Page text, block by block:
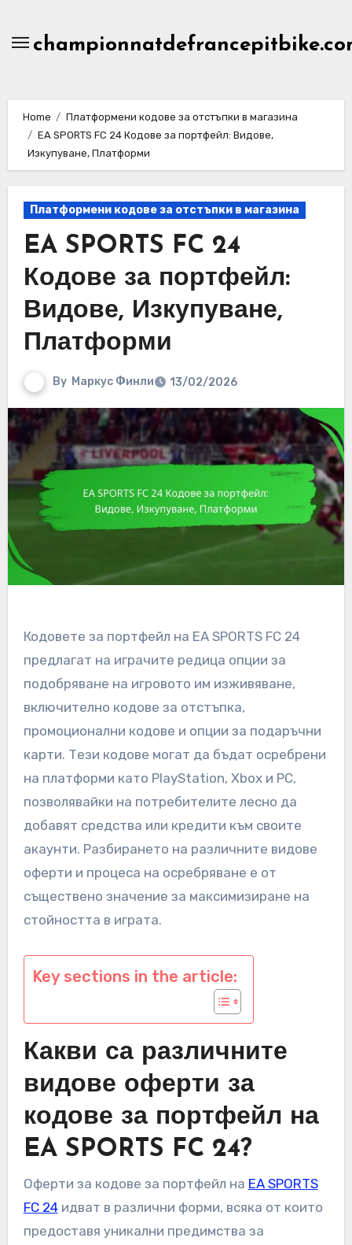
content
Home
Платформени кодове за отстъпки в магазина
EA SPORTS FC 24 Кодове за портфейл: Видове,
Изкупуване, Платформи
Платформени кодове за отстъпки в магазина
EA SPORTS FC 24
Кодове за портфейл:
Видове, Изкупуване,
Платформи
By Маркус Финли 13/02/2026
Кодовете за портфейл на EA SPORTS FC 24
предлагат на играчите редица опции за
подобряване на игровото им изживяване,
включително кодове за отстъпка,
промоционални кодове и опции за подаръчни
карти. Тези кодове могат да бъдат осребрени
на платформи като PlayStation, Xbox и PC,
позволявайки на потребителите лесно да
добавят средства или кредити към своите
акаунти. Разбирането на различните видове
оферти и процеса на осребряване е от
съществено значение за максимизиране на
стойността в играта.
Key sections in the article:
Какви са различните
видове оферти за
кодове за портфейл на
EA SPORTS FC 24?
Оферти за кодове за портфейл на EA SPORTS
FC 24идват в различни форми, всяка от които
предоставя уникални предимства за